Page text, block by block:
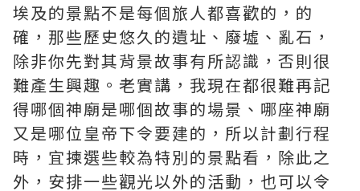
埃及的景點不是每個旅人都喜歡的，的
確，那些歷史悠久的遺址、廢墟、亂石，
除非你先對其背景故事有所認識，否則很
難產生興趣。老實講，我現在都很難再記
得哪個神廟是哪個故事的場景、哪座神廟
又是哪位皇帝下令要建的，所以計劃行程
時，宜揀選些較為特別的景點看，除此之
外，安排一些觀光以外的活動，也可以令